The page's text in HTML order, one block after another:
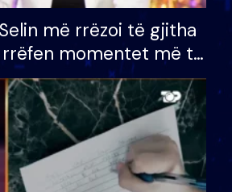
më rrëzoi të gjitha
rrëfen momentet më të
e BB VIP: Do më
e mëngjesit kur…